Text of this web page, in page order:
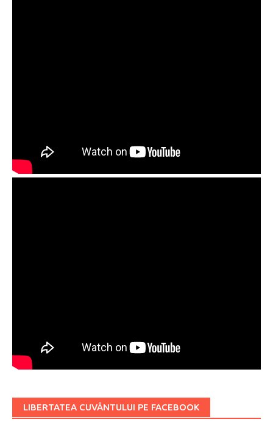
LIBERTATEA CUVÂNTULUI PE FACEBOOK